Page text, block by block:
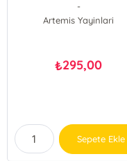
-
Artemis Yayinlari
₺295,00
Sepete Ekle